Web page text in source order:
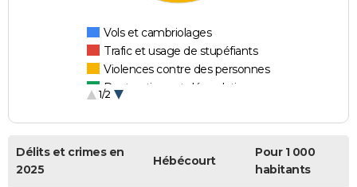
Vols et cambriolages
Trafic et usage de stupéfiants
Violences contre des personnes
Destructions et dégradations
1/2
Délits et crimes en
2025
Hébécourt
Pour 1 000
habitants